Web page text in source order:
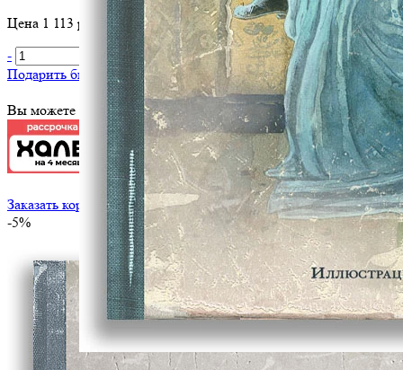
Цена 1 113 руб. за 1 шт
-
+ В корзину
Подарить библиотеке?
Вы можете оплатить эту книгу картой
Заказать корпоративный тираж
-5%